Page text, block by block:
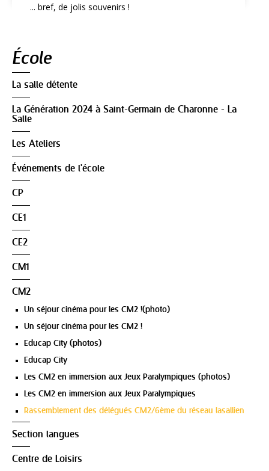
... bref, de jolis souvenirs !
Navigation
École
La salle détente
La Génération 2024 à Saint-Germain de Charonne - La
Salle
Les Ateliers
Événements de l'école
CP
CE1
CE2
CM1
CM2
Un séjour cinéma pour les CM2 !(photo)
Un séjour cinéma pour les CM2 !
Educap City (photos)
Educap City
Les CM2 en immersion aux Jeux Paralympiques (photos)
Les CM2 en immersion aux Jeux Paralympiques
Rassemblement des délégués CM2/6ème du réseau lasallien
Section langues
Centre de Loisirs